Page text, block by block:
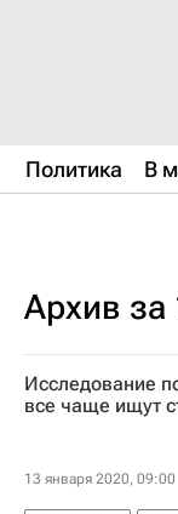
Политика В
Архив за
Исследование
все чаще ищут
13 января 2020, 09:00